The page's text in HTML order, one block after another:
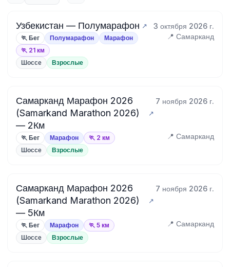
Узбекистан — Полумарафон 3 октября 2026 г.
🏃 Бег Полумарафон
Марафон
🏃 21 км
📍 Самарканд
Шоссе Взрослые
Самарканд Марафон 2026
(Samarkand Marathon 2026)
— 2Км
7 ноября 2026 г.
🏃 Бег Марафон 🏃 2 км 📍 Самарканд
Шоссе Взрослые
Самарканд Марафон 2026
(Samarkand Marathon 2026)
— 5Км
7 ноября 2026 г.
🏃 Бег Марафон 🏃 5 км 📍 Самарканд
Шоссе Взрослые